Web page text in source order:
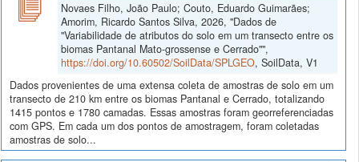
Novaes Filho, João Paulo; Couto, Eduardo Guimarães;
Amorim, Ricardo Santos Silva, 2026, "Dados de
"Variabilidade de atributos do solo em um transecto entre os
biomas Pantanal Mato-grossense e Cerrado"",
https://doi.org/10.60502/SoilData/SPLGEO, SoilData, V1
Dados provenientes de uma extensa coleta de amostras de solo em um
transecto de 210 km entre os biomas Pantanal e Cerrado, totalizando
1415 pontos e 1780 camadas. Essas amostras foram georreferenciadas
com GPS. Em cada um dos pontos de amostragem, foram coletadas
amostras de solo...